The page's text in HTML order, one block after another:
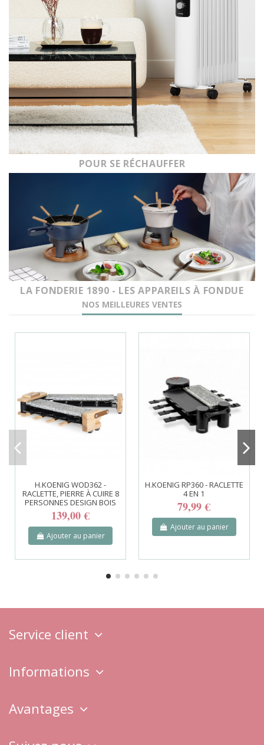
POUR SE RÉCHAUFFER
LA FONDERIE 1890 - LES APPAREILS À FONDUE
NOS MEILLEURES VENTES
H.KOENIG WOD362 -
RACLETTE, PIERRE À CUIRE 8
PERSONNES DESIGN BOIS
139,00 €
Ajouter au panier
H.KOENIG RP360 - RACLETTE
4 EN 1
79,99 €
Ajouter au panier
Service client
Informations
Avantages